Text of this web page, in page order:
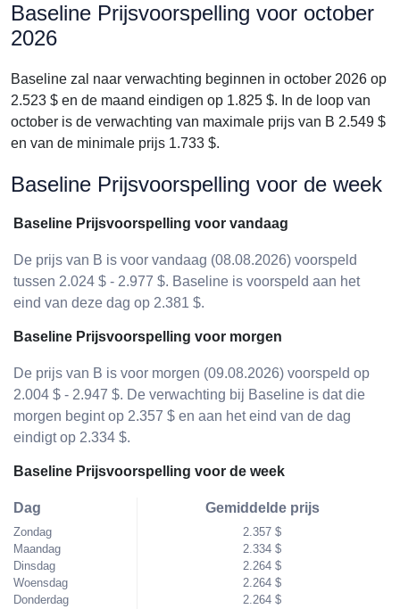
Baseline Prijsvoorspelling voor october
2026
Baseline zal naar verwachting beginnen in october 2026 op
2.523 $ en de maand eindigen op 1.825 $. In de loop van
october is de verwachting van maximale prijs van B 2.549 $
en van de minimale prijs 1.733 $.
Baseline Prijsvoorspelling voor de week
Baseline Prijsvoorspelling voor vandaag
De prijs van B is voor vandaag (08.08.2026) voorspeld
tussen 2.024 $ - 2.977 $. Baseline is voorspeld aan het
eind van deze dag op 2.381 $.
Baseline Prijsvoorspelling voor morgen
De prijs van B is voor morgen (09.08.2026) voorspeld op
2.004 $ - 2.947 $. De verwachting bij Baseline is dat die
morgen begint op 2.357 $ en aan het eind van de dag
eindigt op 2.334 $.
Baseline Prijsvoorspelling voor de week
Dag
Zondag
Maandag
Dinsdag
Woensdag
Donderdag
Gemiddelde prijs
2.357 $
2.334 $
2.264 $
2.264 $
2.264 $